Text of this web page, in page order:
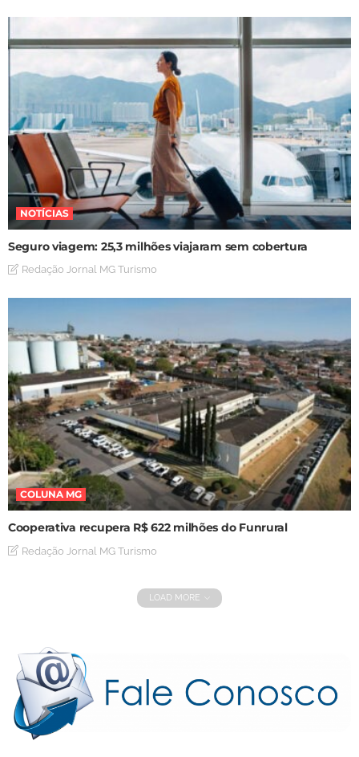
NOTÍCIAS
Seguro viagem: 25,3 milhões viajaram sem cobertura
Redação Jornal MG Turismo
COLUNA MG
Cooperativa recupera R$ 622 milhões do Funrural
Redação Jornal MG Turismo
LOAD MORE